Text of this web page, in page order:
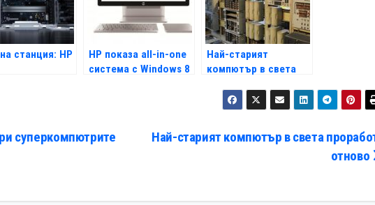
станция: HP
HP показа all-in-one
система с Windows 8
Най-старият
компютър в света
Най-старият компютър в света
отново
суперкомпютрите